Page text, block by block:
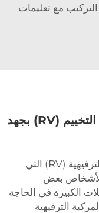
مع تعليمات
كيف تختار سخان المياه لمركبات التخييم (RV) بجهد
عند استخدام سخانات المياه للمركبات الترفيهية (RV) التي
الأشخاص بعض
الكبيرة في الحاجة
الترفيهية